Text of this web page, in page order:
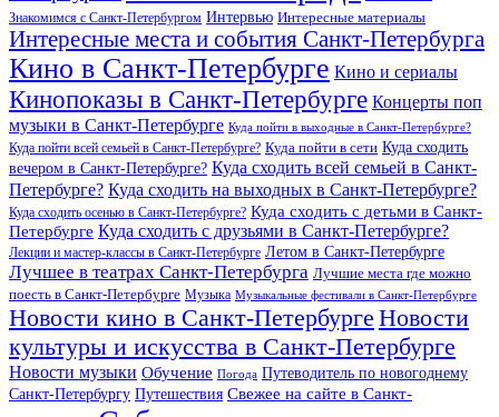
Знакомимся с Санкт-Петербургом Интервью Интересные материалы
Интересные места и события Санкт-Петербурга
Кино в Санкт-Петербурге Кино и сериалы
Кинопоказы в Санкт-Петербурге Концерты поп
музыки в Санкт-Петербурге Куда пойти в выходные в Санкт-Петербурге?
Куда пойти всей семьей в Санкт-Петербурге? Куда пойти в сети Куда сходить
вечером в Санкт-Петербурге? Куда сходить всей семьей в Санкт-
Петербурге? Куда сходить на выходных в Санкт-Петербурге?
Куда сходить осенью в Санкт-Петербурге? Куда сходить с детьми в Санкт-
Петербурге Куда сходить с друзьями в Санкт-Петербурге?
Лекции и мастер-классы в Санкт-Петербурге Летом в Санкт-Петербурге
Лучшее в театрах Санкт-Петербурга Лучшие места где можно
поесть в Санкт-Петербурге Музыка Музыкальные фестивали в Санкт-Петербурге
Новости кино в Санкт-Петербурге Новости
культуры и искусства в Санкт-Петербурге
Новости музыки Обучение Погода Путеводитель по новогоднему
Санкт-Петербургу Путешествия Свежее на сайте в Санкт-